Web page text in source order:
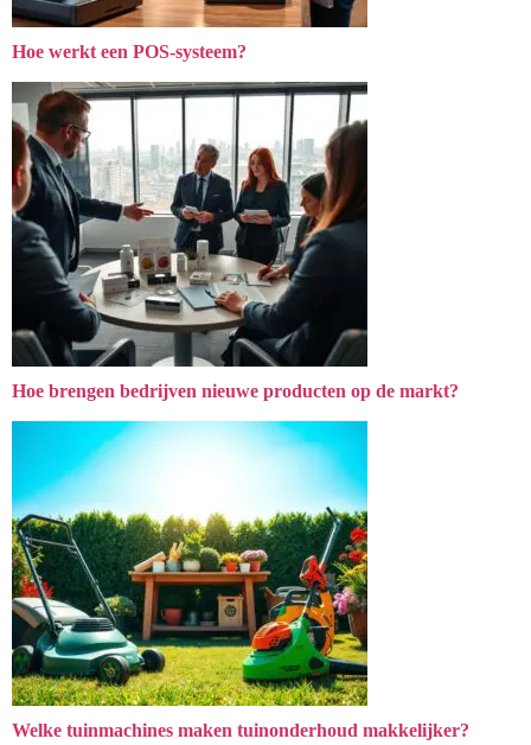
Hoe werkt een POS-systeem?
Hoe brengen bedrijven nieuwe producten op de markt?
Welke tuinmachines maken tuinonderhoud makkelijker?